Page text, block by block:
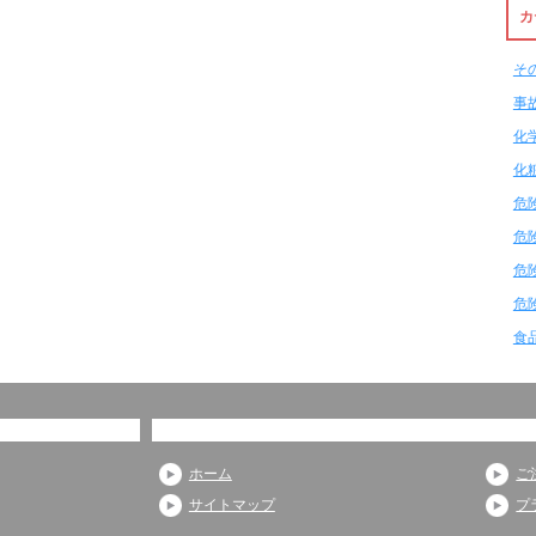
そ
事
化
化
危
危
危
危
食
ホーム
サイトマップ
ご
プ